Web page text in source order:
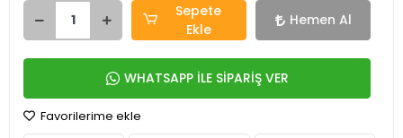
Sepete
Ekle
Hemen Al
WHATSAPP İLE SİPARİŞ VER
Favorilerime ekle